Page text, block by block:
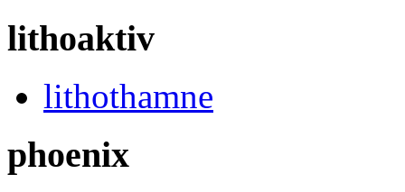
lithoaktiv
lithothamne
phoenix